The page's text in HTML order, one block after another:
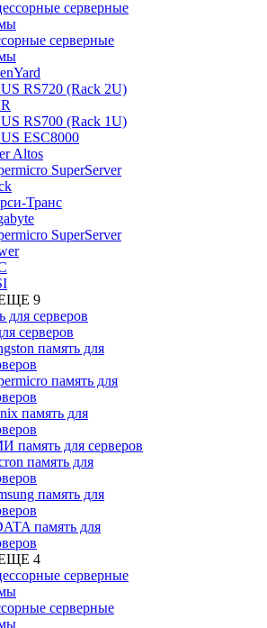
серверные
RS720 (Rack 2U)
RS700 (Rack 1U)
ESC8000
Altos
SuperServer
Транс
SuperServer
9
серверов
память для
память для
память для
память для серверов
память для
память для
память для
4
серверные